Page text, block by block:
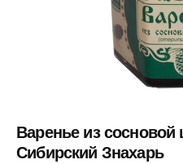
Варенье из
Сибирский Знахарь